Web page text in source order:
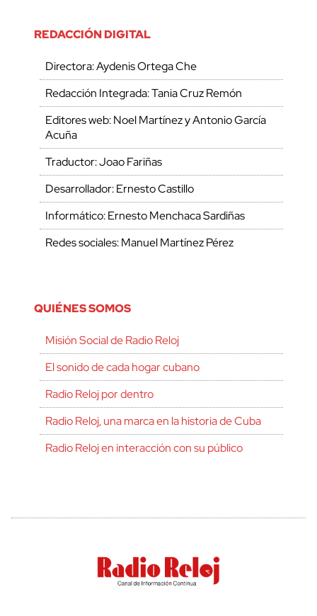
REDACCIÓN DIGITAL
Directora: Aydenis Ortega Che
Redacción Integrada: Tania Cruz Remón
Editores web: Noel Martínez y Antonio García
Acuña
Traductor: Joao Fariñas
Desarrollador: Ernesto Castillo
Informático: Ernesto Menchaca Sardiñas
Redes sociales: Manuel Martínez Pérez
QUIÉNES SOMOS
Misión Social de Radio Reloj
El sonido de cada hogar cubano
Radio Reloj por dentro
Radio Reloj, una marca en la historia de Cuba
Radio Reloj en interacción con su público